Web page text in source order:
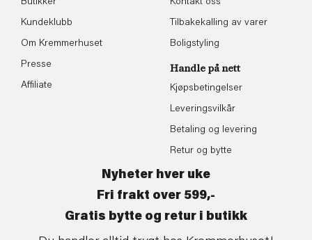
Butikker
Kundeklubb
Om Kremmerhuset
Presse
Affiliate
Kontakt oss
Tilbakekalling av varer
Boligstyling
Handle på nett
Kjøpsbetingelser
Leveringsvilkår
Betaling og levering
Retur og bytte
Nyheter hver uke
Fri frakt over 599,-
Gratis bytte og retur i butikk